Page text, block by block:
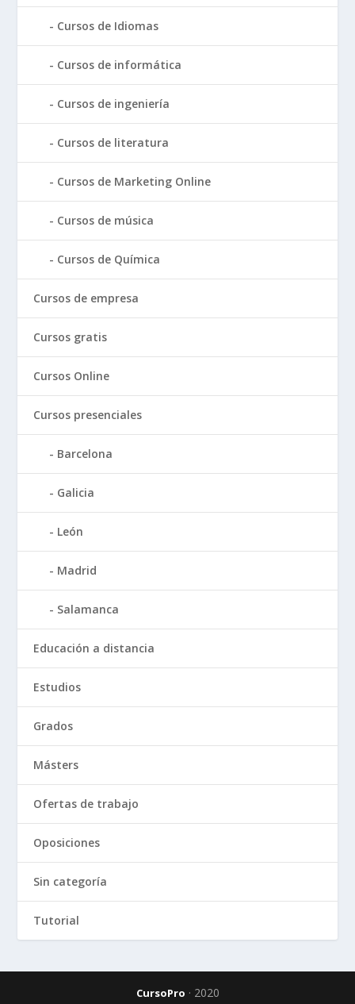
Cursos de Idiomas
Cursos de informática
Cursos de ingeniería
Cursos de literatura
Cursos de Marketing Online
Cursos de música
Cursos de Química
Cursos de empresa
Cursos gratis
Cursos Online
Cursos presenciales
Barcelona
Galicia
León
Madrid
Salamanca
Educación a distancia
Estudios
Grados
Másters
Ofertas de trabajo
Oposiciones
Sin categoría
Tutorial
CursoPro · 2020